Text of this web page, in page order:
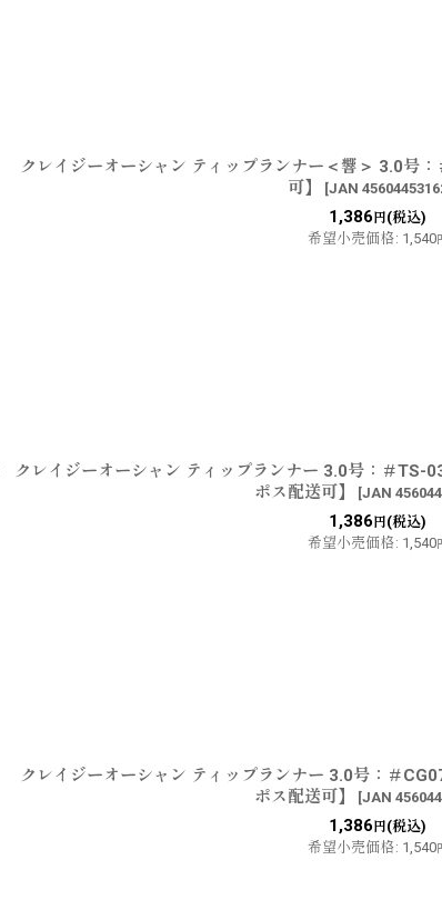
クレイジーオーシャン ティップランナー＜響＞ 3.0号
可】
[JAN
1,386 円(税込)
希望小売価格: 1,540
クレイジーオーシャン ティップランナー 3.0号：＃TS-
ポス配送可】
[JAN
1,386 円(税込)
希望小売価格: 1,540
クレイジーオーシャン ティップランナー 3.0号：＃
ポス配送可】
[JAN
1,386 円(税込)
希望小売価格: 1,540